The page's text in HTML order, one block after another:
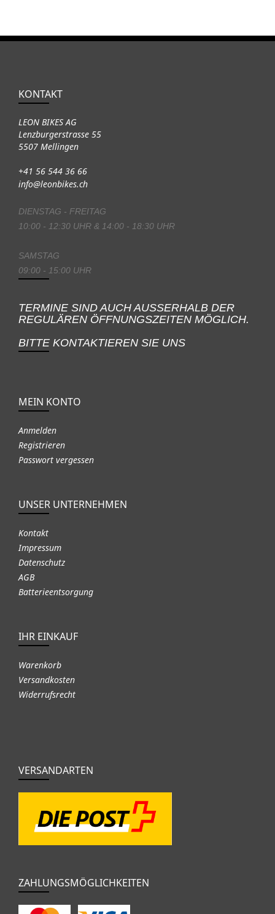
KONTAKT
LEON BIKES AG
Lenzburgerstrasse 55
5507 Mellingen
+41 56 544 36 66
info@leonbikes.ch
DIENSTAG - FREITAG
10:00 - 12:30 UHR & 14:00 - 18:30 UHR
SAMSTAG
09:00 - 15:00 UHR
TERMINE SIND AUCH AUSSERHALB DER
REGULÄREN ÖFFNUNGSZEITEN MÖGLICH.
BITTE KONTAKTIEREN SIE UNS
MEIN KONTO
Anmelden
Registrieren
Passwort vergessen
UNSER UNTERNEHMEN
Kontakt
Impressum
Datenschutz
AGB
Batterieentsorgung
IHR EINKAUF
Warenkorb
Versandkosten
Widerrufsrecht
VERSANDARTEN
ZAHLUNGSMÖGLICHKEITEN